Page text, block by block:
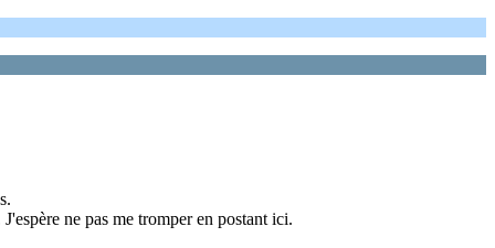
ne pas me tromper en postant ici.